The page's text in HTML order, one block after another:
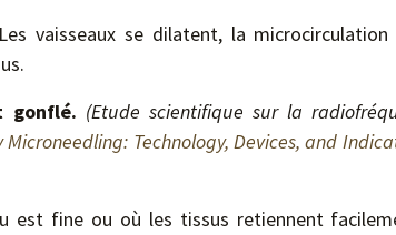
vaisseaux se dilatent, la microcirculation
gonflé. (Etude scientifique sur la
Technology, Devices, and
est fine ou où les tissus retiennent